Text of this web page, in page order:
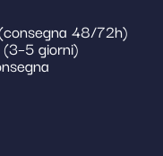
48/72h)
giorni)